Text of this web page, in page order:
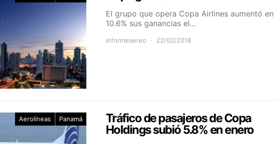
El grupo que opera Copa Airlines aumentó en
10.6% sus ganancias el…
informeaereo 22/02/2018
Aerolíneas Panamá
Tráfico de pasajeros de Copa
Holdings subió 5.8% en enero